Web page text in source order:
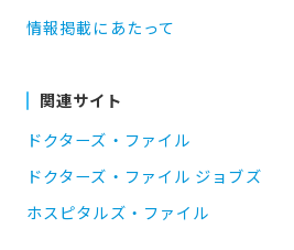
情報掲載にあたって
関連サイト
ドクターズ・ファイル
ドクターズ・ファイル ジョブズ
ホスピタルズ・ファイル